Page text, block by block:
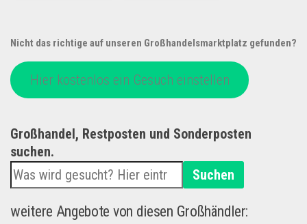
Nicht das richtige auf unseren Großhandelsmarktplatz gefunden?
Hier kostenlos ein Gesuch einstellen
Großhandel, Restposten und Sonderposten
suchen.
Suchen
weitere Angebote von diesen Großhändler: